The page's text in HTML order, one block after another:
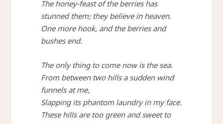
The honey-feast of the berries has
stunned them; they believe in heaven.
One more hook, and the berries and
bushes end.
The only thing to come now is the sea.
From between two hills a sudden wind
funnels at me,
Slapping its phantom laundry in my face.
These hills are too green and sweet to